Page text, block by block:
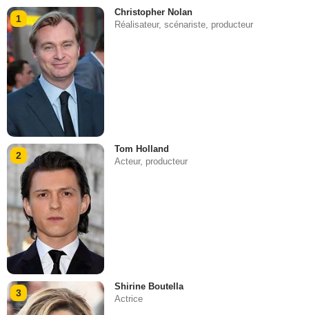
1
Christopher Nolan
Réalisateur, scénariste, producteur
2
Tom Holland
Acteur, producteur
3
Shirine Boutella
Actrice